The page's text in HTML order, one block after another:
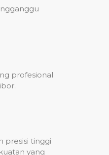
profesional
presisi tinggi
yang